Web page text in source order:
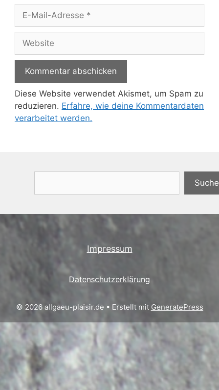
Adresse
Website
Diese Website verwendet Akismet, um Spam zu
reduzieren. Erfahre, wie deine Kommentardaten
verarbeitet werden.
Impressum
Datenschutzerklärung
© 2026 allgaeu-plaisir.de • Erstellt mit GeneratePress